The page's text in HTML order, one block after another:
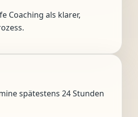
Coaching als klarer,
spätestens 24 Stunden